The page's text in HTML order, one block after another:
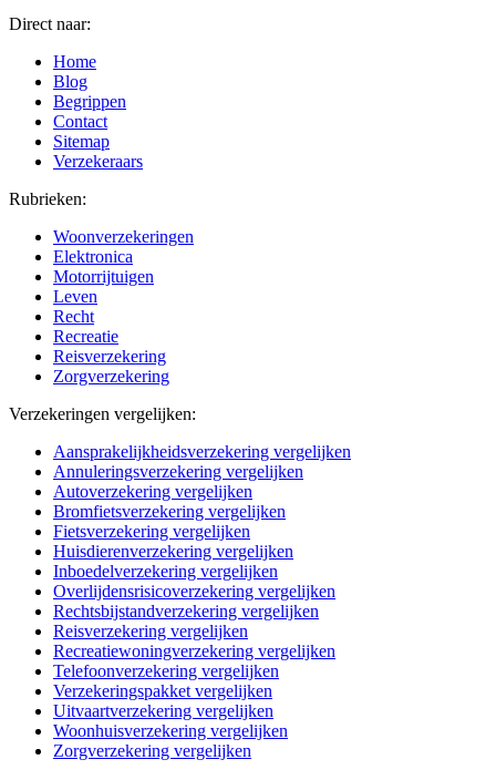
Direct naar:
Home
Blog
Begrippen
Contact
Sitemap
Verzekeraars
Rubrieken:
Woonverzekeringen
Elektronica
Motorrijtuigen
Leven
Recht
Recreatie
Reisverzekering
Zorgverzekering
Verzekeringen vergelijken:
Aansprakelijkheidsverzekering vergelijken
Annuleringsverzekering vergelijken
Autoverzekering vergelijken
Bromfietsverzekering vergelijken
Fietsverzekering vergelijken
Huisdierenverzekering vergelijken
Inboedelverzekering vergelijken
Overlijdensrisicoverzekering vergelijken
Rechtsbijstandverzekering vergelijken
Reisverzekering vergelijken
Recreatiewoningverzekering vergelijken
Telefoonverzekering vergelijken
Verzekeringspakket vergelijken
Uitvaartverzekering vergelijken
Woonhuisverzekering vergelijken
Zorgverzekering vergelijken